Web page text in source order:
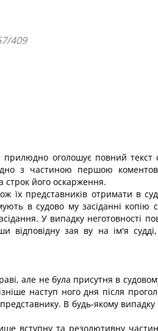
409
оголошує повний текст
з частиною першою
строк його оскарження.
їх представників отримати в
в судово му засіданні копію
У випадку неготовності
зая ву на ім'я
але не була присутня в
наступ ного дня після
В будь-якому
вступну та резолютивну